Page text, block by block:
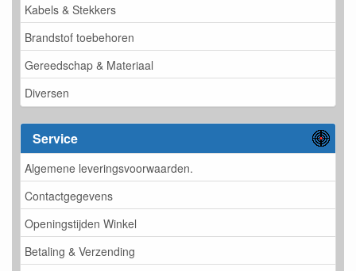
Kabels & Stekkers
Brandstof toebehoren
Gereedschap & Materiaal
Diversen
Service
Algemene leveringsvoorwaarden.
Contactgegevens
Openingstijden Winkel
Betaling & Verzending